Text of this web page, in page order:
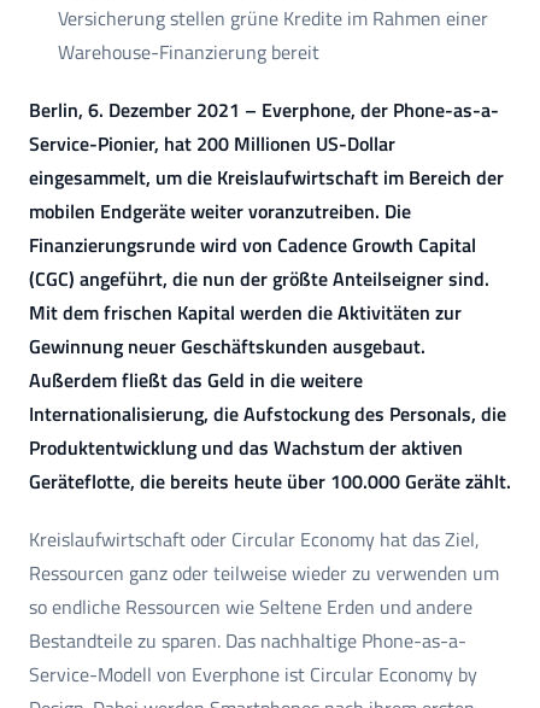
Versicherung stellen grüne Kredite im Rahmen einer
Warehouse-Finanzierung bereit
Berlin, 6. Dezember 2021 – Everphone, der Phone-as-a-
Service-Pionier, hat 200 Millionen US-Dollar
eingesammelt, um die Kreislaufwirtschaft im Bereich der
mobilen Endgeräte weiter voranzutreiben. Die
Finanzierungsrunde wird von Cadence Growth Capital
(CGC) angeführt, die nun der größte Anteilseigner sind.
Mit dem frischen Kapital werden die Aktivitäten zur
Gewinnung neuer Geschäftskunden ausgebaut.
Außerdem fließt das Geld in die weitere
Internationalisierung, die Aufstockung des Personals, die
Produktentwicklung und das Wachstum der aktiven
Geräteflotte, die bereits heute über 100.000 Geräte zählt.
Kreislaufwirtschaft oder Circular Economy hat das Ziel,
Ressourcen ganz oder teilweise wieder zu verwenden um
so endliche Ressourcen wie Seltene Erden und andere
Bestandteile zu sparen. Das nachhaltige Phone-as-a-
Service-Modell von Everphone ist Circular Economy by